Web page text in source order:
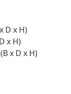
D x H)
x H)
x D x H)